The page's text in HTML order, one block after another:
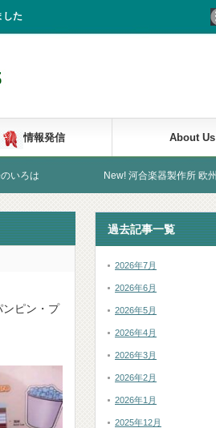
た
情報発信 About Us
New! 河合楽器製作所 欧州の状況について
ンピン・プ
過去記事一覧
2026年7月
2026年6月
2026年5月
2026年4月
2026年3月
2026年2月
2026年1月
2025年12月